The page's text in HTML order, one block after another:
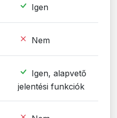
Igen
Nem
Igen, alapvető
jelentési funkciók